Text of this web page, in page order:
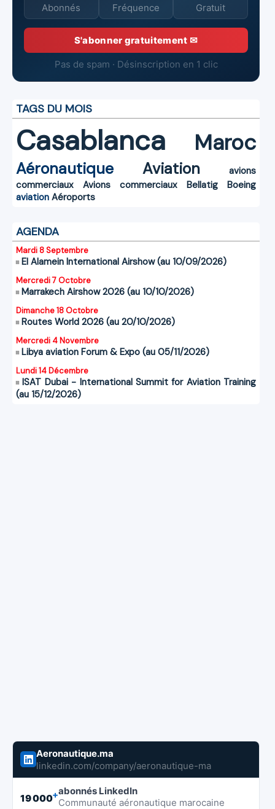
Abonnés Fréquence Gratuit
S'abonner gratuitement ✉
Pas de spam · Désinscription en 1 clic
TAGS DU MOIS
Casablanca Maroc
Aéronautique Aviation
avions
commerciaux
Avions commerciaux Bellatig
Boeing
aviation Aéroports
AGENDA
Mardi 8 Septembre
El Alamein International Airshow (au 10/09/2026)
Mercredi 7 Octobre
Marrakech Airshow 2026 (au 10/10/2026)
Dimanche 18 Octobre
Routes World 2026 (au 20/10/2026)
Mercredi 4 Novembre
Libya aviation Forum & Expo (au 05/11/2026)
Lundi 14 Décembre
ISAT Dubai - International Summit for Aviation Training
(au 15/12/2026)
Aeronautique.ma
linkedin.com/company/aeronautique-ma
19 000+abonnés LinkedIn
Communauté aéronautique marocaine